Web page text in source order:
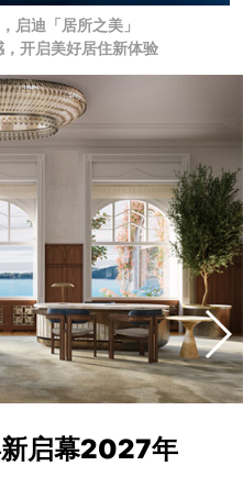
启迪「居所之美」
开启美好居住新体验
启幕2027年